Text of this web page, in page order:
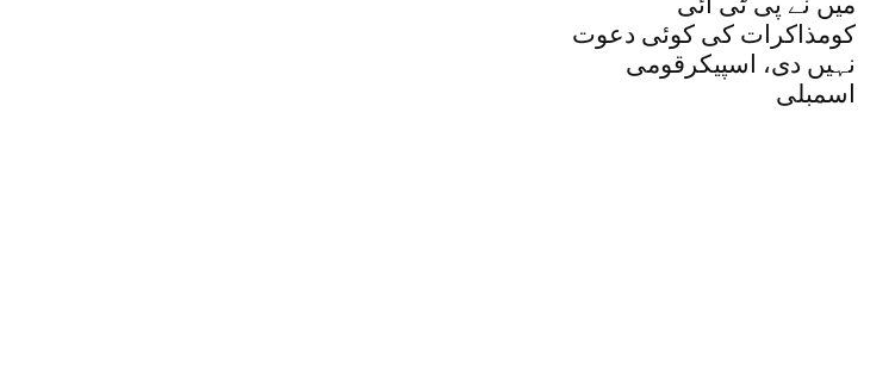
کومذاکرات کی کوئی دعوت
نہیں دی، اسپیکرقومی
اسمبلی